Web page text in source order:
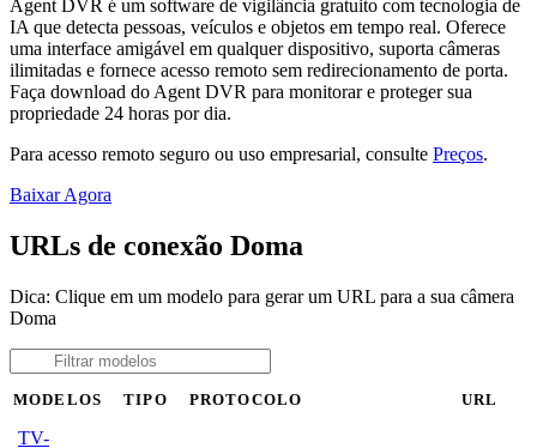
Agent DVR é um software de vigilância gratuito com tecnologia de
IA que detecta pessoas, veículos e objetos em tempo real. Oferece
uma interface amigável em qualquer dispositivo, suporta câmeras
ilimitadas e fornece acesso remoto sem redirecionamento de porta.
Faça download do Agent DVR para monitorar e proteger sua
propriedade 24 horas por dia.
Para acesso remoto seguro ou uso empresarial, consulte Preços.
Baixar Agora
URLs de conexão Doma
Dica: Clique em um modelo para gerar um URL para a sua câmera
Doma
MODELOS TIPO PROTOCOLO URL
TV-